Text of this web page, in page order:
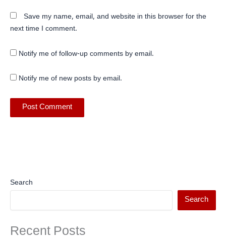
Save my name, email, and website in this browser for the
next time I comment.
Notify me of follow-up comments by email.
Notify me of new posts by email.
Search
Search
Recent Posts